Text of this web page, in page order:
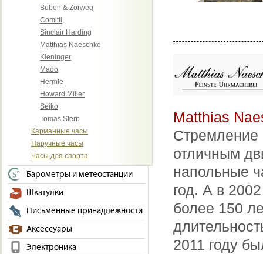
Buben & Zorweg
Comitti
Sinclair Harding
Matthias Naeschke
Kieninger
Mado
Hermle
Howard Miller
Seiko
Tomas Stern
Карманные часы
Наручные часы
Часы для спорта
Барометры и метеостанции
Шкатулки
Письменные принадлежности
Аксессуары
Электроника
Matthias
Стремление
отличным
напольные
год. А в
более 150
2011 году